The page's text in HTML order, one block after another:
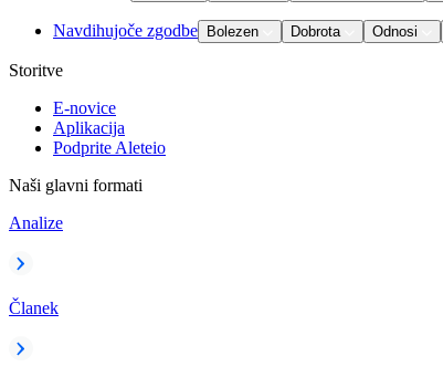
Navdihujoče zgodbe Bolezen Dobrota Odnosi
Storitve
E-novice
Aplikacija
Podprite Aleteio
Naši glavni formati
Analize
Članek